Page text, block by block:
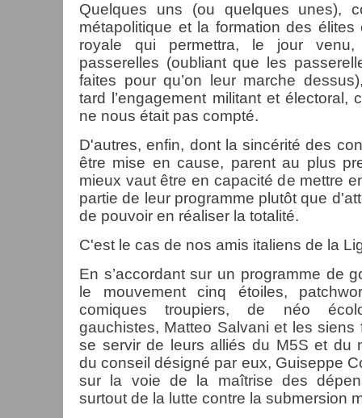
Quelques uns (ou quelques unes),
métapolitique et la formation des élites
royale qui permettra, le jour
passerelles (oubliant que les
faites pour qu’on leur marche
tard l’engagement militant et électoral,
ne nous était pas compté.
D'autres, enfin, dont la sincérité des
être mise en cause, parent au plus
mieux vaut être en capacité de mettre
partie de leur programme plutôt que
de pouvoir en réaliser la totalité.
C'est le cas de nos amis italiens de la
En s’accordant sur un programme de
le mouvement cinq étoiles,
comiques troupiers, de néo
gauchistes, Matteo Salvani et les siens
se servir de leurs alliés du M5S et du
du conseil désigné par eux, Guiseppe
sur la voie de la maîtrise des
surtout de la lutte contre la submersion